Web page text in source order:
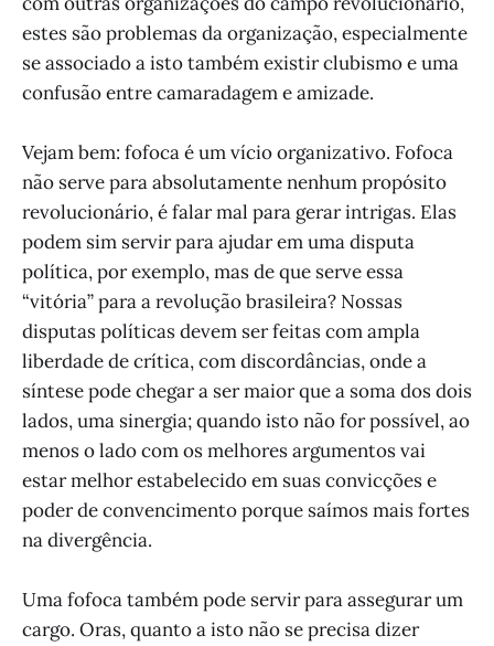
estes são problemas da organização, especialmente
se associado a isto também existir clubismo e uma
confusão entre camaradagem e amizade.
Vejam bem: fofoca é um vício organizativo. Fofoca
não serve para absolutamente nenhum propósito
revolucionário, é falar mal para gerar intrigas. Elas
podem sim servir para ajudar em uma disputa
política, por exemplo, mas de que serve essa
“vitória” para a revolução brasileira? Nossas
disputas políticas devem ser feitas com ampla
liberdade de crítica, com discordâncias, onde a
síntese pode chegar a ser maior que a soma dos dois
lados, uma sinergia; quando isto não for possível, ao
menos o lado com os melhores argumentos vai
estar melhor estabelecido em suas convicções e
poder de convencimento porque saímos mais fortes
na divergência.
Uma fofoca também pode servir para assegurar um
cargo. Oras, quanto a isto não se precisa dizer